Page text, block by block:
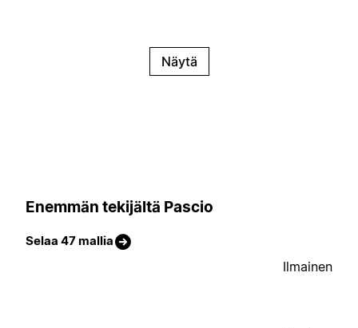
Näytä
Enemmän tekijältä Pascio
Selaa 47 mallia
Ilmainen